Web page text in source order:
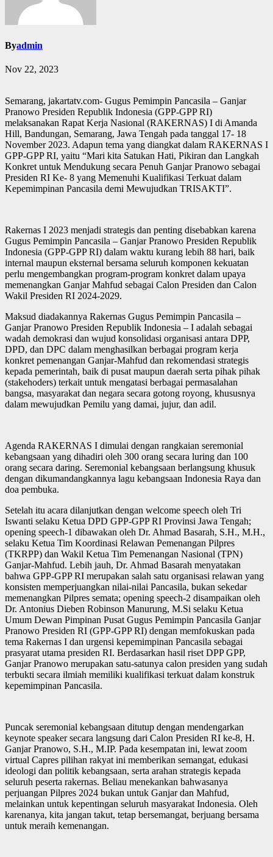
Byadmin
Nov 22, 2023
Semarang, jakartatv.com- Gugus Pemimpin Pancasila – Ganjar
Pranowo Presiden Republik Indonesia (GPP-GPP RI)
melaksanakan Rapat Kerja Nasional (RAKERNAS) I di Amanda
Hill, Bandungan, Semarang, Jawa Tengah pada tanggal 17- 18
November 2023. Adapun tema yang diangkat dalam RAKERNAS I
GPP-GPP RI, yaitu “Mari kita Satukan Hati, Pikiran dan Langkah
Konkret untuk Mendukung secara Penuh Ganjar Pranowo sebagai
Presiden RI Ke- 8 yang Memenuhi Kualifikasi Terkuat dalam
Kepemimpinan Pancasila demi Mewujudkan TRISAKTI”.
Rakernas I 2023 menjadi strategis dan penting disebabkan karena
Gugus Pemimpin Pancasila – Ganjar Pranowo Presiden Republik
Indonesia (GPP-GPP RI) dalam waktu kurang lebih 88 hari, baik
internal maupun eksternal bersama seluruh komponen kekuatan
perlu mengembangkan program-program konkret dalam upaya
memenangkan Ganjar Mahfud sebagai Calon Presiden dan Calon
Wakil Presiden RI 2024-2029.
Maksud diadakannya Rakernas Gugus Pemimpin Pancasila –
Ganjar Pranowo Presiden Republik Indonesia – I adalah sebagai
wadah demokrasi dan wujud konsolidasi organisasi antara DPP,
DPD, dan DPC dalam menghasilkan berbagai program kerja
konkret pemenangan Ganjar-Mahfud dan rekomendasi strategis
kepada pemerintah, baik di pusat maupun daerah serta pihak pihak
(stakehoders) terkait untuk mengatasi berbagai permasalahan
bangsa, masyarakat dan negara secara gotong royong, khususnya
dalam mewujudkan Pemilu yang damai, jujur, dan adil.
Agenda RAKERNAS I dimulai dengan rangkaian seremonial
kebangsaan yang dihadiri oleh 300 orang secara luring dan 100
orang secara daring. Seremonial kebangsaan berlangsung khusuk
dengan dikumandangkannya lagu kebangsaan Indonesia Raya dan
doa pembuka.
Setelah itu acara dilanjutkan dengan welcome speech oleh Tri
Iswanti selaku Ketua DPD GPP-GPP RI Provinsi Jawa Tengah;
opening speech-1 dibawakan oleh Dr. Ahmad Basarah, S.H., M.H.,
selaku Ketua Tim Koordinasi Relawan Pemenangan Pilpres
(TKRPP) dan Wakil Ketua Tim Pemenangan Nasional (TPN)
Ganjar-Mahfud. Lebih jauh, Dr. Ahmad Basarah menyatakan
bahwa GPP-GPP RI merupakan salah satu organisasi relawan yang
konsisten memperjuangkan nilai-nilai Pancasila, bukan sekedar
memenangkan Pilpres semata; opening speech-2 disampaikan oleh
Dr. Antonius Dieben Robinson Manurung, M.Si selaku Ketua
Umum Dewan Pimpinan Pusat Gugus Pemimpin Pancasila Ganjar
Pranowo Presiden RI (GPP-GPP RI) dengan memfokuskan pada
tema Rakernas I dan urgensi kepemimpinan Pancasila sebagai
prasyarat utama presiden RI. Berdasarkan hasil riset DPP GPP,
Ganjar Pranowo merupakan satu-satunya calon presiden yang sudah
terbukti secara ilmiah memiliki kualifikasi terkuat dalam konstruk
kepemimpinan Pancasila.
Puncak seremonial kebangsaan ditutup dengan mendengarkan
keynote speaker secara langsung dari Calon Presiden RI ke-8, H.
Ganjar Pranowo, S.H., M.IP. Pada kesempatan ini, lewat zoom
virtual Capres pilihan rakyat ini memberikan semangat, edukasi
ideologi dan politik kebangsaan, serta arahan strategis kepada
seluruh peserta rakernas. Beliau menekankan bahwasanya
perjuangan Pilpres 2024 bukan untuk Ganjar dan Mahfud,
melainkan untuk kepentingan seluruh masyarakat Indonesia. Oleh
karenanya, kita jangan takut, tetap bersemangat, berjuang bersama
untuk meraih kemenangan.